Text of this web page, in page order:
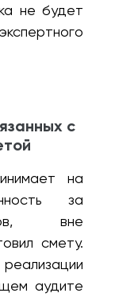
не будет
с
на
за
вне
смету.
аудите